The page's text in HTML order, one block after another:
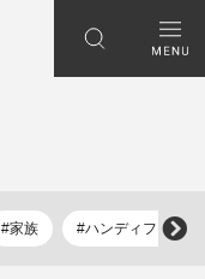
#家族 #ハンディファン